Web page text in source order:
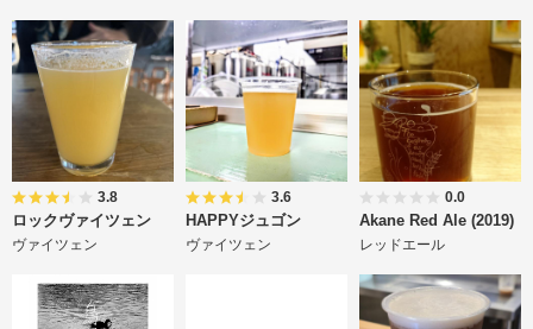
3.8
ロックヴァイツェン
ヴァイツェン
3.6
HAPPYジュゴン
ヴァイツェン
0.0
Akane Red Ale (2019)
レッドエール